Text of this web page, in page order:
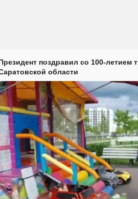
поздравил со 100-летием
области